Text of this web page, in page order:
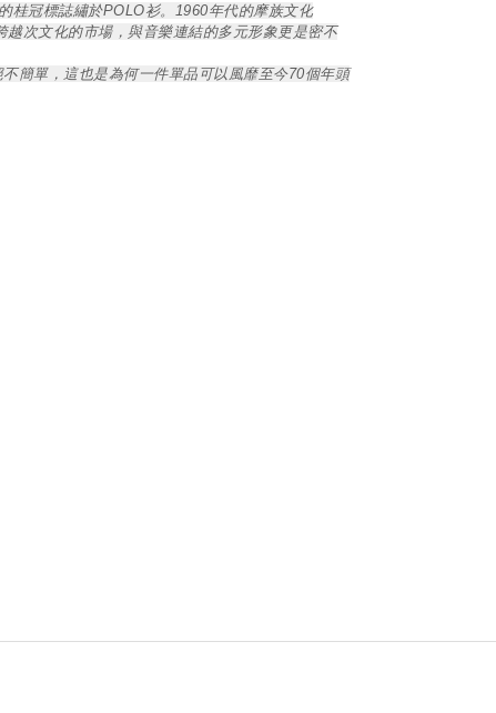
桂冠標誌繡於POLO衫。1960年代的摩族文化
次文化的市場，與音樂連結的多元形象更是密不
簡單，這也是為何一件單品可以風靡至今70個年頭